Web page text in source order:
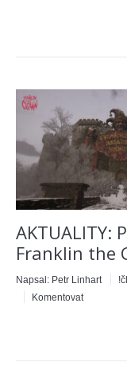
AKTUALITY:
Franklin the
Napsal: Petr Linhart
Komentovat